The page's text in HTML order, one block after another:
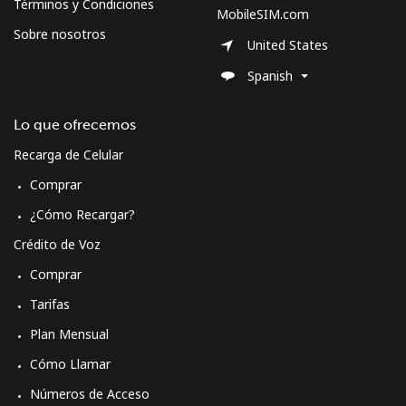
Términos y Condiciones
Sobre nosotros
Lo que ofrecemos
Recarga de Celular
Comprar
¿Cómo Recargar?
Crédito de Voz
Comprar
Tarifas
Plan Mensual
Cómo Llamar
Números de Acceso
MobileSIM.com
United States
Spanish